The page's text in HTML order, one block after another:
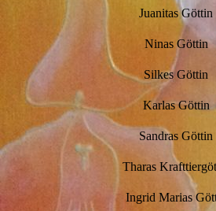
Juanitas Göttin
Ninas Göttin
Silkes Göttin
Karlas Göttin
Sandras Göttin
Tharas
Ingrid Marias